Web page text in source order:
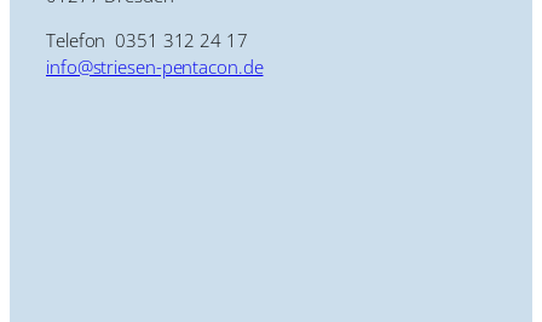
Telefon 0351 312 24 17
info@striesen-pentacon.de